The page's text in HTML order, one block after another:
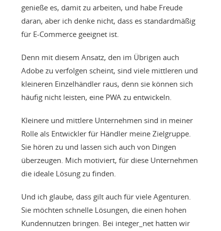
genieße es, damit zu arbeiten, und habe Freude
daran, aber ich denke nicht, dass es standardmäßig
für E-Commerce geeignet ist.
Denn mit diesem Ansatz, den im Übrigen auch
Adobe zu verfolgen scheint, sind viele mittleren und
kleineren Einzelhändler raus, denn sie können sich
häufig nicht leisten, eine PWA zu entwickeln.
Kleinere und mittlere Unternehmen sind in meiner
Rolle als Entwickler für Händler meine Zielgruppe.
Sie hören zu und lassen sich auch von Dingen
überzeugen. Mich motiviert, für diese Unternehmen
die ideale Lösung zu finden.
Und ich glaube, dass gilt auch für viele Agenturen.
Sie möchten schnelle Lösungen, die einen hohen
Kundennutzen bringen. Bei integer_net hatten wir